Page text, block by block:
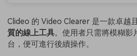
Clideo 的 Video Clearer 是一款卓越
質的線上工具。使用者只需將模糊影
台，便可進行後續操作。